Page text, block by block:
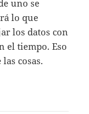
uno se
lo que
los datos con
el tiempo. Eso
cosas.